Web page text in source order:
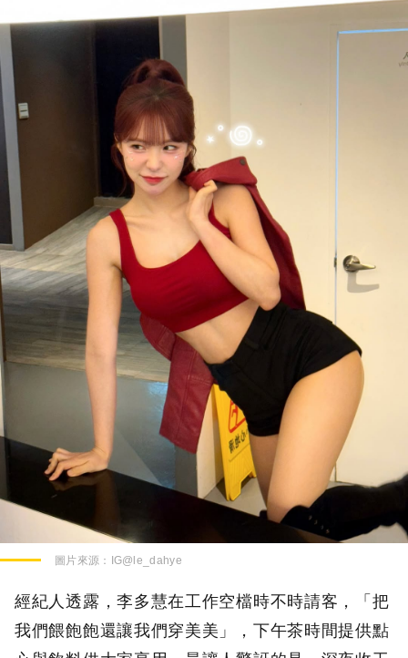
圖片來源： IG@le_dahye
經紀人透露，李多慧在工作空檔時不時請客，「把
我們餵飽飽還讓我們穿美美」，下午茶時間提供點